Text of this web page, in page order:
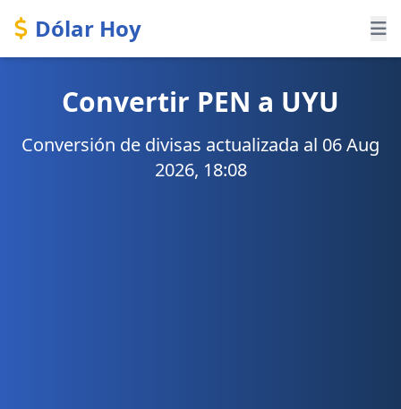
Dólar Hoy
Convertir PEN a UYU
Conversión de divisas actualizada al 06 Aug
2026, 18:08